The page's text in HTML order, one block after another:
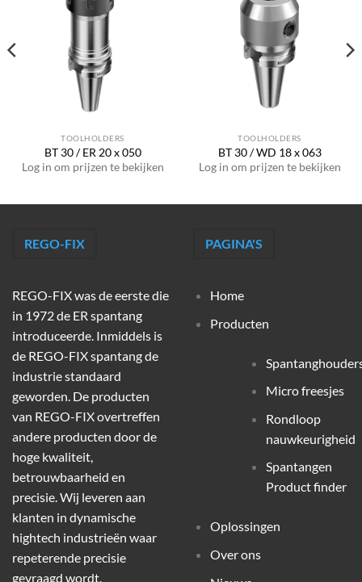
TOOLHOLDERS
BT 30 / ER 20 x 050
Log in om prijzen te bekijken
TOOLHOLDERS
BT 30 / WD 18 x 063
Log in om prijzen te bekijken
REGO-FIX
REGO-FIX was de eerste die
in 1972 de ER spantang
introduceerde. Inmiddels is
de REGO-FIX spantang de
industrie standaard
geworden. De producten
van REGO-FIX overtreffen
andere producten door de
hoge kwaliteit,
betrouwbaarheid en
precisie. Wij leveren aan
klanten in dynamische
hightech industrieën waar
repeterende precisie
gevraagd wordt.
PAGINA'S
Home
Producten
Micro freesjes
Rondloop
nauwkeurigheid
Spantangen
Product finder
Oplossingen
Over ons